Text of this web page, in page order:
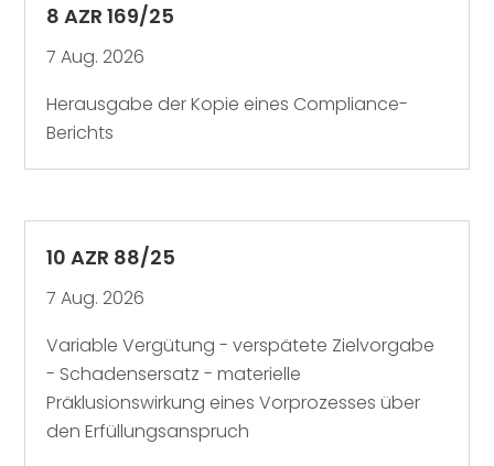
8 AZR 169/25
7 Aug. 2026
Herausgabe der Kopie eines Compliance-
Berichts
10 AZR 88/25
7 Aug. 2026
Variable Vergütung - verspätete Zielvorgabe
- Schadensersatz - materielle
Präklusionswirkung eines Vorprozesses über
den Erfüllungsanspruch